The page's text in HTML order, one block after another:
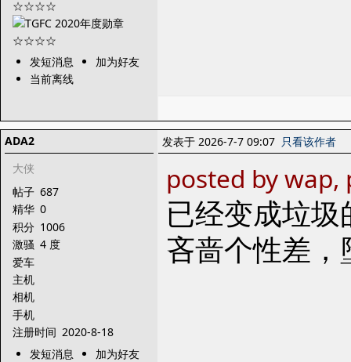
发短消息
加为好友
当前离线
ADA2
大侠
帖子 687
精华 0
积分 1006
激骚 4 度
爱车
主机
相机
手机
注册时间 2020-8-18
发短消息
加为好友
发表于 2026-7-7 09:07 只看该作者
posted by
已经变成垃
吝啬个性差